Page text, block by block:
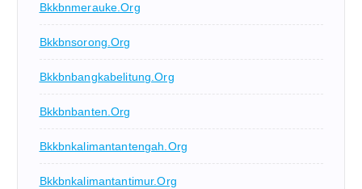
Bkkbnmerauke.org
Bkkbnsorong.org
Bkkbnbangkabelitung.org
Bkkbnbanten.org
Bkkbnkalimantantengah.org
Bkkbnkalimantantimur.org